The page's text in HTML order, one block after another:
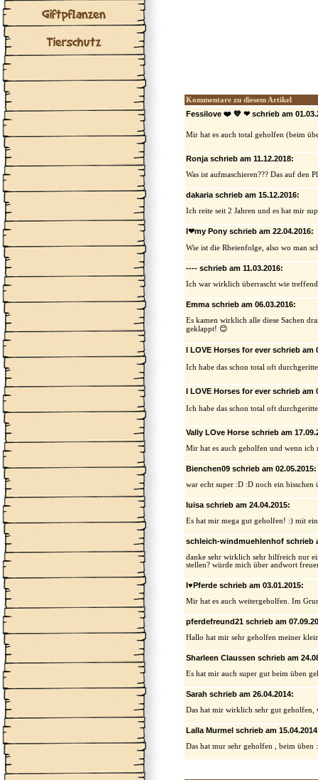
Giftpflanzen
Tierschutz
Kommentare zu diesem Artikel
Fessilove ❤️ 💙 ❤ schrieb am
Mir hat es auch total geholfen (beim
Ronja schrieb am 11.12.2018:
Was ist aufmaschieren??? Das auf den
dakaria schrieb am 15.12.2016:
Ich reite seit 2 Jahren und es hat mir
I❤my Pony schrieb am 22.04.2016:
Wie ist die Rheienfolge, also wo man
---- schrieb am 11.03.2016:
Ich war wirklich überrascht wie
Emma schrieb am 06.03.2016:
Es kamen wirklich alle diese Sachen
geklappt! 😊
I LOVE Horses for ever schrieb am
Ich habe das schon total oft
I LOVE Horses for ever schrieb am
Ich habe das schon total oft
Vally LOve Horse schrieb am
Mir hat es auch geholfen und wenn
Bienchen09 schrieb am 02.05.2015:
war echt super :D :D noch ein
luisa schrieb am 24.04.2015:
Es hat mir mega gut geholfen! :) mit
schleich-windmuehlenhof schrieb
danke sehr wirklich sehr hilfreich nur
stellen? würde mich über andwort
I♥Pferde schrieb am 03.01.2015:
Mir hat es auch weitergeholfen. Im
pferdefreund21 schrieb am
Hallo hat mir sehr geholfen meiner
Sharleen Claussen schrieb am
Es hat mir auch super gut beim üben
Sarah schrieb am 26.04.2014:
Das hat mir wirklich sehr gut geholfen,
Lalla Murmel schrieb am
Das hat mur sehr geholfen , beim üben